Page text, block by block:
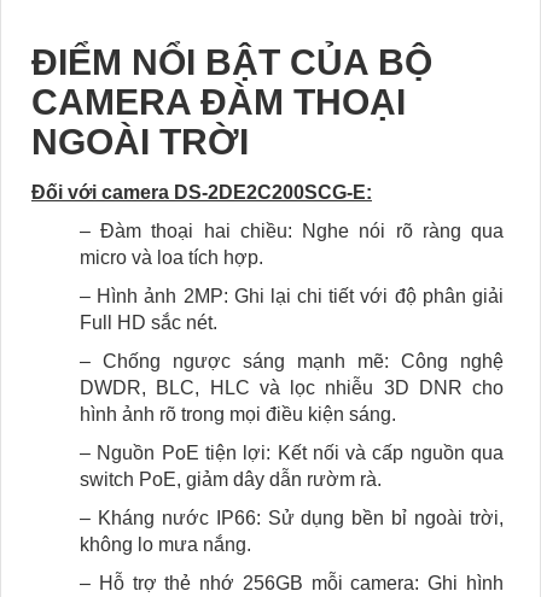
ĐIỂM NỔI BẬT CỦA BỘ
CAMERA ĐÀM THOẠI
NGOÀI TRỜI
Đối với camera DS-2DE2C200SCG-E:
– Đàm thoại hai chiều: Nghe nói rõ ràng qua
micro và loa tích hợp.
– Hình ảnh 2MP: Ghi lại chi tiết với độ phân giải
Full HD sắc nét.
– Chống ngược sáng mạnh mẽ: Công nghệ
DWDR, BLC, HLC và lọc nhiễu 3D DNR cho
hình ảnh rõ trong mọi điều kiện sáng.
– Nguồn PoE tiện lợi: Kết nối và cấp nguồn qua
switch PoE, giảm dây dẫn rườm rà.
– Kháng nước IP66: Sử dụng bền bỉ ngoài trời,
không lo mưa nắng.
– Hỗ trợ thẻ nhớ 256GB mỗi camera: Ghi hình